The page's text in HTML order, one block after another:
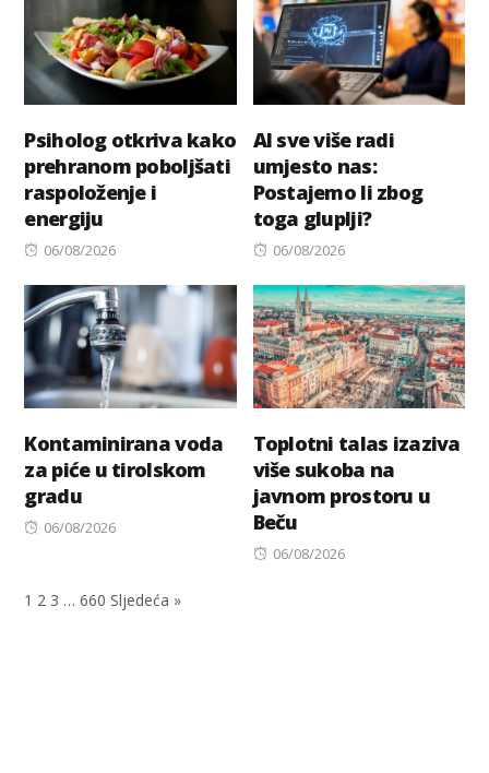
Psiholog otkriva kako
prehranom poboljšati
raspoloženje i
energiju
Posted
06/08/2026
AI sve više radi
umjesto nas:
Postajemo li zbog
toga gluplji?
Posted
06/08/2026
Kontaminirana voda
za piće u tirolskom
gradu
Posted
06/08/2026
Toplotni talas izaziva
više sukoba na
javnom prostoru u
Beču
Posted
06/08/2026
1 2 3 … 660 Sljedeća »